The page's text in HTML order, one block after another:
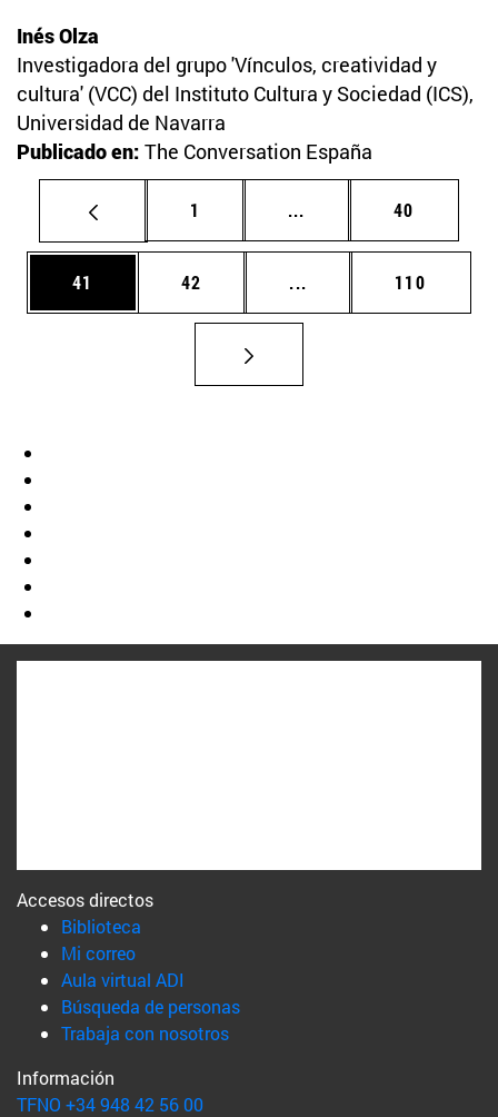
Inés Olza
Investigadora del grupo 'Vínculos, creatividad y
cultura' (VCC) del Instituto Cultura y Sociedad (ICS),
Universidad de Navarra
Publicado en: The Conversation España
Página
1 ... Páginas intermedias
Página
40
Página
41 Página
42 ... Páginas intermedias
Página
110
Accesos directos
Biblioteca
Mi correo(abre en nueva ventana)
Aula virtual ADI
Búsqueda de personas(abre en nueva ventana)
Trabaja con nosotros(abre en nueva ventana)
Información
TFNO +34 948 42 56 00